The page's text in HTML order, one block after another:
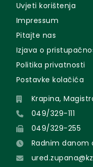
Uvjeti korištenja
Impressum
Pitajte nas
Izjava o
Politika privatnosti
Postavke kolačića
Krapina,
049/329-111
049/329-255
Radnim danom